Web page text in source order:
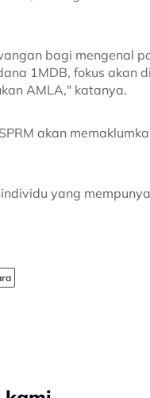
bagi mengenal
1MDB, fokus akan
AMLA," katanya.
akan
yang